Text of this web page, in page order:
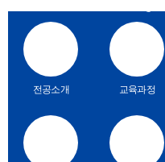
전공소개 교육과정